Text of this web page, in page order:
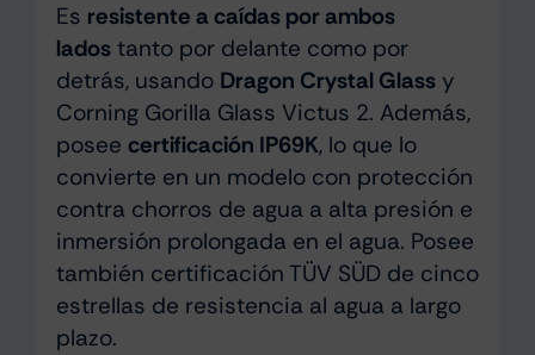
Es resistente a caídas por ambos
ladostanto por delante como por
detrás, usando Dragon Crystal Glassy
Corning Gorilla Glass Victus 2. Además,
posee certificación IP69K, lo que lo
convierte en un modelo con protección
contra chorros de agua a alta presión e
inmersión prolongada en el agua. Posee
también certificación TÜV SÜD de cinco
estrellas de resistencia al agua a largo
plazo.